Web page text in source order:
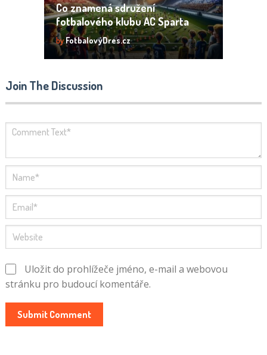
Co znamená sdružení
fotbalového klubu AC Sparta
Praha? Význam a funkce!
by FotbalovýDres.cz
Join The Discussion
Uložit do prohlížeče jméno, e-mail a webovou
stránku pro budoucí komentáře.